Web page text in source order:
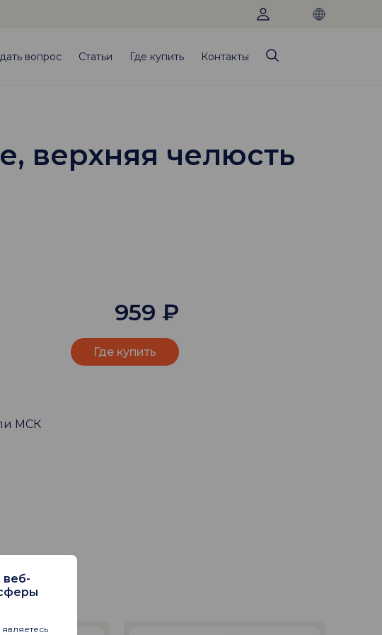
вопрос Статьи Где купить Контакты
верхняя челюсть
МСК
959 ₽
Где купить